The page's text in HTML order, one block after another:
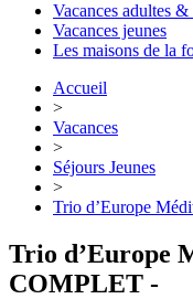
Vacances adultes
Vacances jeunes
Les maisons de la
Accueil
>
Vacances
>
Séjours Jeunes
>
Trio d’Europe
Trio d’Europe
COMPLET -